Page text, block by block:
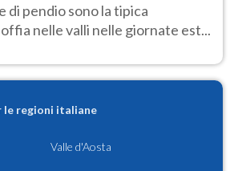
di pendio sono la tipica
nelle valli nelle giornate est...
le regioni italiane
Valle d'Aosta